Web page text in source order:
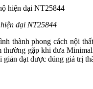
dại NT25844
thành phong cách nội
thường gặp khi đưa
đạt được đúng giá trị